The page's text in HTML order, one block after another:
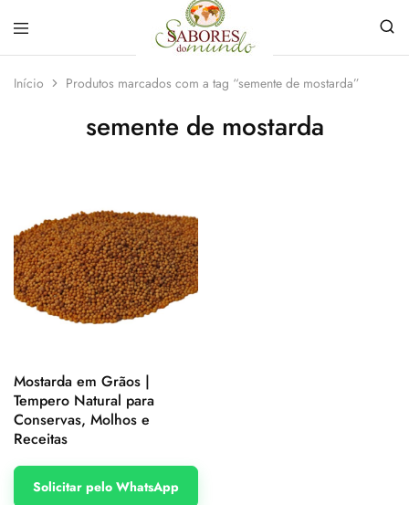
do
Mundo
loja
de
e
Especiarias
Início Produtos marcados com a tag “semente de mostarda”
semente de mostarda
Mostarda em Grãos |
Tempero Natural para
Conservas, Molhos e
Receitas
Solicitar pelo WhatsApp